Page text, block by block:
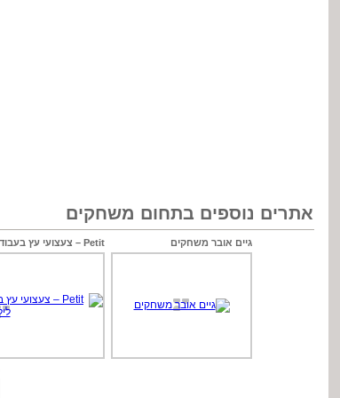
אתרים נוספים בתחום משחקים
גיים אובר משחקים Petit – צעצועי עץ בעבודת יד, מטבחי עץ לילדים